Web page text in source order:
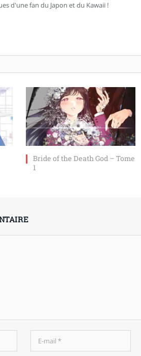
d'une fan du Japon et du Kawaii !
Bride of the Death God – Tome
1